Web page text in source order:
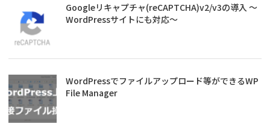
Googleリキャプチャ(reCAPTCHA)v2/v3の導入 ～
WordPressサイトにも対応～
WordPressでファイルアップロード等ができるWP
File Manager